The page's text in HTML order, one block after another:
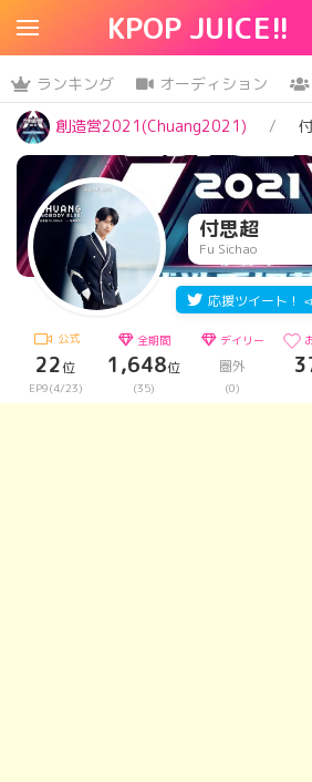
KPOP JUICE!!
ランキング オーディション
創造営2021(Chuang2021)
付思超
Fu Sichao
応援ツイート！
公式
22位
EP9(4/23)
全期間
1,648位
(35)
デイリー
圏外
(0)